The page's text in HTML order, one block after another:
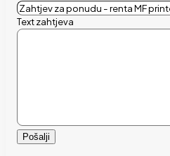
Text zahtjeva